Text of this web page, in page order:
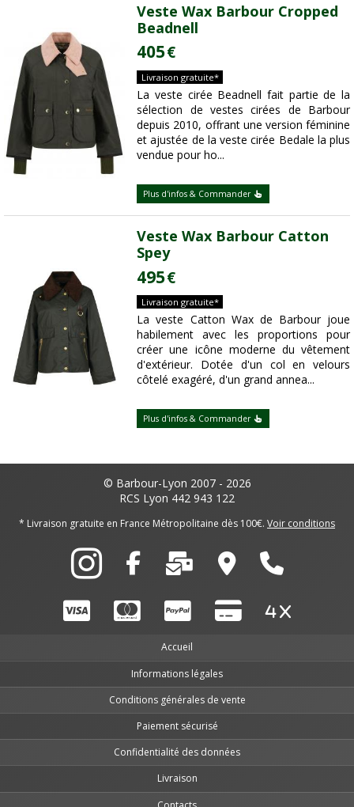
Veste Wax Barbour Cropped
Beadnell
405€
Livraison gratuite*
La veste cirée Beadnell fait partie de la
sélection de vestes cirées de Barbour
depuis 2010, offrant une version féminine
et ajustée de la veste cirée Bedale la plus
vendue pour ho...
Plus d'infos & Commander
Veste Wax Barbour Catton
Spey
495€
Livraison gratuite*
La veste Catton Wax de Barbour joue
habilement avec les proportions pour
créer une icône moderne du vêtement
d'extérieur. Dotée d'un col en velours
côtelé exagéré, d'un grand annea...
Plus d'infos & Commander
© Barbour-Lyon 2007 - 2026
RCS Lyon 442 943 122
* Livraison gratuite en France Métropolitaine dès 100€. Voir conditions
Accueil
Informations légales
Conditions générales de vente
Paiement sécurisé
Confidentialité des données
Livraison